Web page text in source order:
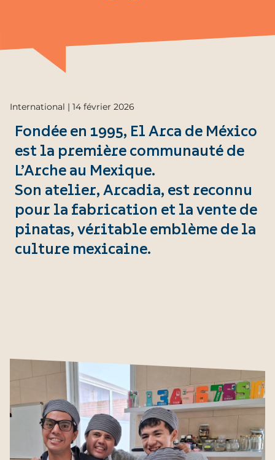
Fondée en 1995, El Arca de México
est la première communauté de
L’Arche au Mexique.
Son atelier, Arcadia, est reconnu
pour la fabrication et la vente de
pinatas, véritable emblème de la
culture mexicaine.
International | 14 février 2026